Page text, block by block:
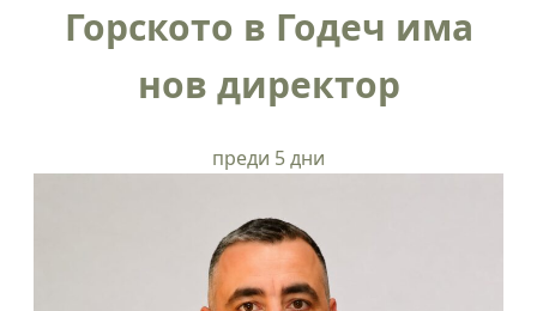
Горското в Годеч има
нов директор
преди 5 дни